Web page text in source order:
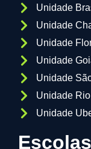
Unidade
Unidade
Unidade
Unidade
Unidade
Unidade
Unidade